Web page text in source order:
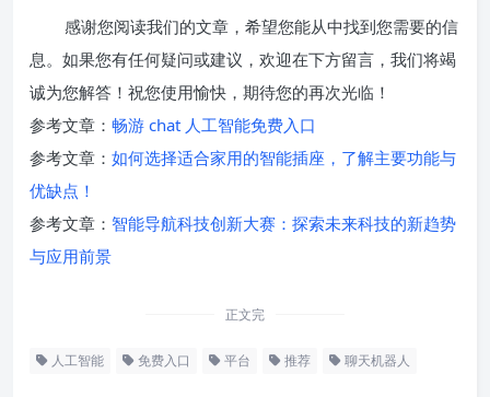
感谢您阅读我们的文章，希望您能从中找到您需要的信
息。如果您有任何疑问或建议，欢迎在下方留言，我们将竭
诚为您解答！祝您使用愉快，期待您的再次光临！
参考文章： 畅游 chat 人工智能免费入口
参考文章： 如何选择适合家用的智能插座，了解主要功能与
优缺点！
参考文章： 智能导航科技创新大赛：探索未来科技的新趋势
与应用前景
正文完
人工智能 免费入口 平台 推荐 聊天机器人